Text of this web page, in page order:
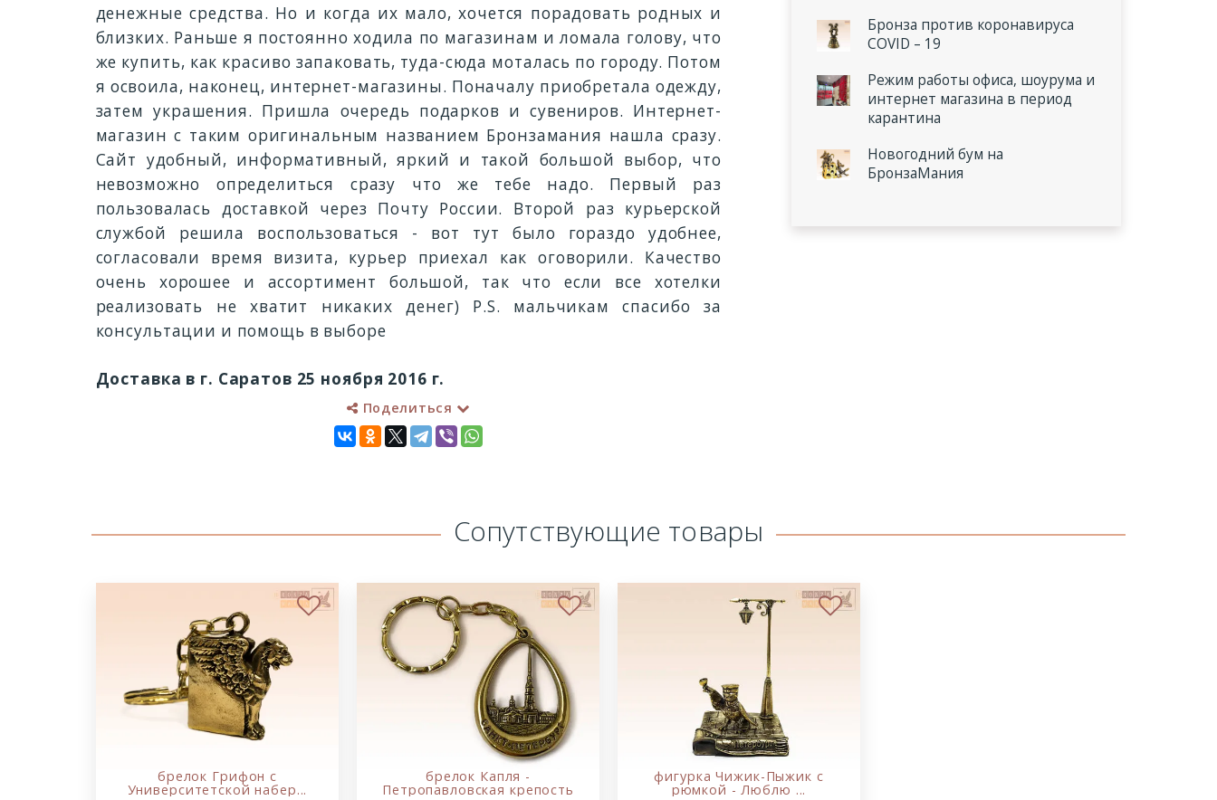
денежные средства. Но и когда их мало, хочется порадовать родных и
близких. Раньше я постоянно ходила по магазинам и ломала голову, что
же купить, как красиво запаковать, туда-сюда моталась по городу. Потом
я освоила, наконец, интернет-магазины. Поначалу приобретала одежду,
затем украшения. Пришла очередь подарков и сувениров. Интернет-
магазин с таким оригинальным названием Бронзамания нашла сразу.
Сайт удобный, информативный, яркий и такой большой выбор, что
невозможно определиться сразу что же тебе надо. Первый раз
пользовалась доставкой через Почту России. Второй раз курьерской
службой решила воспользоваться - вот тут было гораздо удобнее,
согласовали время визита, курьер приехал как оговорили. Качество
очень хорошее и ассортимент большой, так что если все хотелки
реализовать не хватит никаких денег) P.S. мальчикам спасибо за
консультации и помощь в выборе
Доставка в г. Саратов 25 ноября 2016 г.
Поделиться
Бронза против коронавируса
COVID – 19
Режим работы офиса, шоурума и
интернет магазина в период
карантина
Новогодний бум на
БронзаМания
Сопутствующие товары
брелок Грифон с
Университетской набер...
В избранное
брелок Капля -
Петропавловская крепость
фигурка Чижик-Пыжик с
рюмкой - Люблю ...